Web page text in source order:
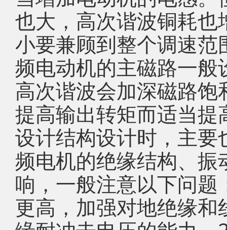
也大，高次谐波铜耗
小要兼顾到整个调速
频电动机的主磁路一
高次谐波会加深磁路
提高输出转矩而适当
设计结构设计时，主
频电机的绝缘结构、
响，一般注意以下问
更高，加强对地绝缘